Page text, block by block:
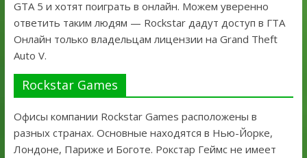
GTA 5 и хотят поиграть в онлайн. Можем уверенно
ответить таким людям — Rockstar дадут доступ в ГТА
Онлайн только владельцам лицензии на Grand Theft
Auto V.
Rockstar Games
Офисы компании Rockstar Games расположены в
разных странах. Основные находятся в Нью-Йорке,
Лондоне, Париже и Боготе. Рокстар Геймс не имеет